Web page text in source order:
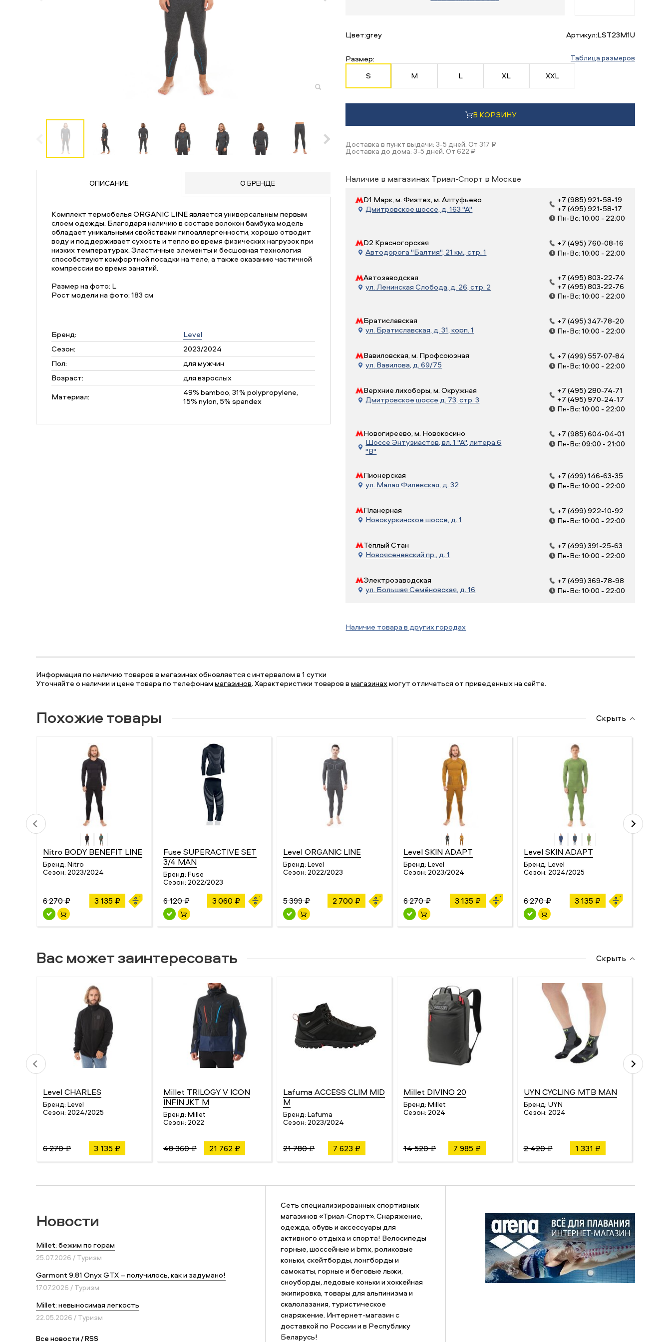
ОПИСАНИЕ О БРЕНДЕ
Комплект термобелья ORGANIC LINE является универсальным первым
слоем одежды. Благодаря наличию в составе волокон бамбука модель
обладает уникальными свойствами гипоаллергенности, хорошо отводит
воду и поддерживает сухость и тепло во время физических нагрузок при
низких температурах. Эластичные элементы и бесшовная технология
способствуют комфортной посадки на теле, а также оказанию частичной
компрессии во время занятий.
Размер на фото: L
Рост модели на фото: 183 см
Бренд:
Level
Сезон:
2023/2024
Пол:
для мужчин
Возраст:
для взрослых
Материал:
49% bamboo, 31% polypropylene,
15% nylon, 5% spandex
Цвет:grey Артикул:LST23M1U
Размер: Таблица размеров
S M L XL XXL
В КОРЗИНУ
Доставка в пункт выдачи: 3-5 дней. От 317 ₽
Доставка до дома: 3-5 дней. От 622 ₽
Наличие в магазинах Триал-Спорт в Москве
D1 Марк, м. Физтех, м. Алтуфьево
Дмитровское шоссе, д. 163 "А"
+7 (985) 921-58-19
+7 (495) 921-58-17
Пн-Вс: 10:00 - 22:00
D2 Красногорская
Автодорога "Балтия", 21 км., стр. 1
+7 (495) 760-08-16
Пн-Вс: 10:00 - 22:00
Автозаводская
ул. Ленинская Слобода, д. 26, стр. 2
+7 (495) 803-22-74
+7 (495) 803-22-76
Пн-Вс: 10:00 - 22:00
Братиславская
ул. Братиславская, д. 31, корп. 1
+7 (495) 347-78-20
Пн-Вс: 10:00 - 22:00
Вавиловская, м. Профсоюзная
ул. Вавилова, д. 69/75
+7 (499) 557-07-84
Пн-Вс: 10:00 - 22:00
Верхние лихоборы, м. Окружная
Дмитровское шоссе д. 73, стр. 3
+7 (495) 280-74-71
+7 (495) 970-24-17
Пн-Вс: 10:00 - 22:00
Новогиреево, м. Новокосино
Шоссе Энтузиастов, вл. 1 "А", литера 6
"В"
+7 (985) 604-04-01
Пн-Вс: 09:00 - 21:00
Пионерская
ул. Малая Филевская, д. 32
+7 (499) 146-63-35
Пн-Вс: 10:00 - 22:00
Планерная
Новокуркинское шоссе, д. 1
+7 (499) 922-10-92
Пн-Вс: 10:00 - 22:00
Тёплый Стан
Новоясеневский пр., д. 1
+7 (499) 391-25-63
Пн-Вс: 10:00 - 22:00
Электрозаводская
ул. Большая Семёновская, д. 16
+7 (499) 369-78-98
Пн-Вс: 10:00 - 22:00
Наличие товара в других городах
Информация по наличию товаров в магазинах обновляется с интервалом в 1 сутки
Уточняйте о наличии и цене товара по телефонаммагазинов. Характеристики товаров вмагазинахмогут отличаться от приведенных на сайте.
Похожие товары Скрыть
Nitro BODY BENEFIT LINE
Бренд: Nitro
Сезон: 2023/2024
6 270 ₽ 3 135 ₽
Fuse SUPERACTIVE SET
3/4 MAN
Бренд: Fuse
Сезон: 2022/2023
6 120 ₽ 3 060 ₽
Level ORGANIC LINE
Бренд: Level
Сезон: 2022/2023
5 399 ₽ 2 700 ₽
Level SKIN ADAPT
Бренд: Level
Сезон: 2023/2024
6 270 ₽ 3 135 ₽
Level SKIN ADAPT
Бренд: Level
Сезон: 2024/2025
6 270 ₽ 3 135 ₽
Вас может заинтересовать Скрыть
Level CHARLES
Бренд: Level
Сезон: 2024/2025
6 270 ₽ 3 135 ₽
Millet TRILOGY V ICON
INFIN JKT M
Бренд: Millet
Сезон: 2022
48 360 ₽ 21 762 ₽
Lafuma ACCESS CLIM MID
M
Бренд: Lafuma
Сезон: 2023/2024
21 780 ₽ 7 623 ₽
Millet DIVINO 20
Бренд: Millet
Сезон: 2024
14 520 ₽ 7 985 ₽
UYN CYCLING MTB MAN
Бренд: UYN
Сезон: 2024
2 420 ₽ 1 331 ₽
Новости
Millet: бежим по горам
25.07.2026 / Туризм
Garmont 9.81 Onyx GTX – получилось, как и задумано!
17.07.2026 / Туризм
Millet: невыносимая легкость
22.05.2026 / Туризм
Все новости/RSS
Сеть специализированных спортивных
магазинов «Триал-Спорт». Снаряжение,
одежда, обувь и аксессуары для
активного отдыха и спорта! Велосипеды
горные, шоссейные и bmx, роликовые
коньки, скейтборды, лонгборды и
самокаты, горные и беговые лыжи,
сноуборды, ледовые коньки и хоккейная
экипировка, товары для альпинизма и
скалолазания, туристическое
снаряжение. Интернет-магазин с
доставкой по России и в Республику
Беларусь!